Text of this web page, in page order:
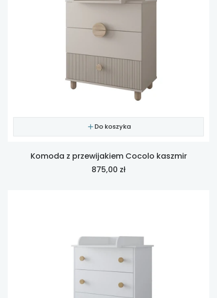
Do koszyka
Komoda z przewijakiem Cocolo kaszmir
Cena
875,00 zł